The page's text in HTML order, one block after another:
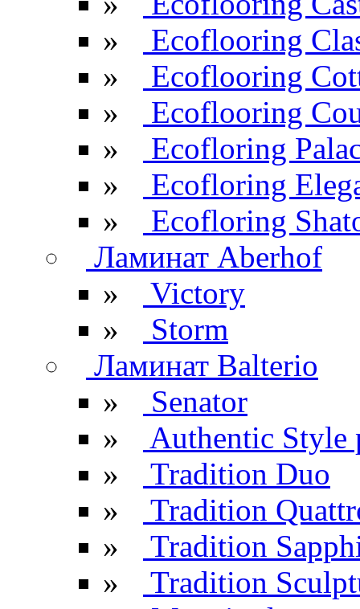
»
Ecoflooring
»
Ecoflooring
»
Ecoflooring
»
Ecofloring
»
Ecofloring
»
Ecofloring
Ламинат Aberhof
»
Victory
»
Storm
Ламинат Balterio
»
Senator
»
Authentic Style
»
Tradition Duo
»
Tradition
»
Tradition
»
Tradition